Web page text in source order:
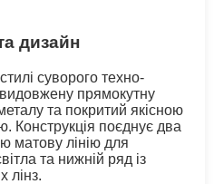
дизайн
суворого техно-
прямокутну
та покритий якісною
поєднує два
матову лінію для
та нижній ряд із
лінз.